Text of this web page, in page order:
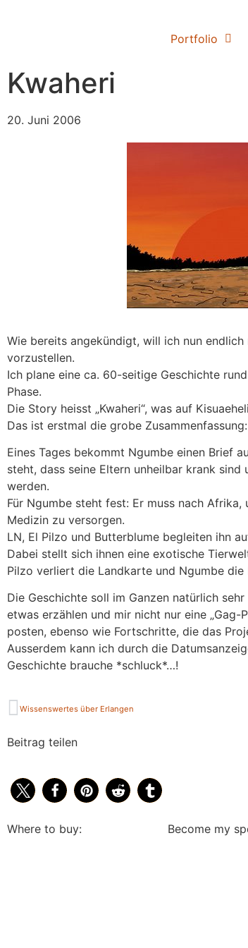
Portfolio
Kwaheri
20. Juni 2006
Wie bereits angekündigt, will ich nun
vorzustellen.
Ich plane eine ca. 60-seitige Geschichte
Phase.
Die Story heisst „Kwaheri“, was auf
Das ist erstmal die grobe Zusammenfassung:
Eines Tages bekommt Ngumbe einen Brief
steht, dass seine Eltern unheilbar krank
werden.
Für Ngumbe steht fest: Er muss nach
Medizin zu versorgen.
LN, El Pilzo und Butterblume begleiten ihn
Dabei stellt sich ihnen eine exotische
Pilzo verliert die Landkarte und Ngumbe die
Die Geschichte soll im Ganzen natürlich
etwas erzählen und mir nicht nur eine „Gag-
posten, ebenso wie Fortschritte, die das
Ausserdem kann ich durch die
Geschichte brauche *schluck*…!
Wissenswertes über Erlangen
Beitrag teilen
Where to buy: Become my